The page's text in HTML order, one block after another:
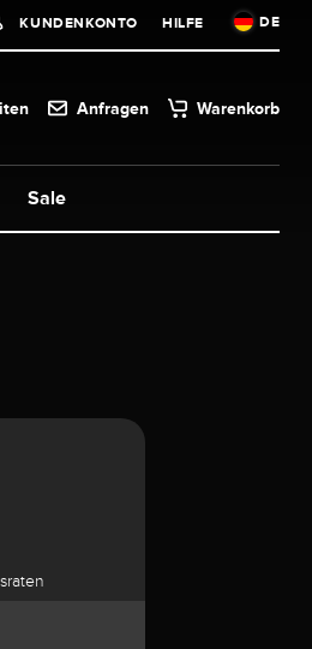
KUNDENKONTO HILFE DE
Anfragen Warenkorb
Sale